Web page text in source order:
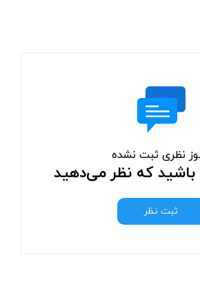
نظری ثبت نشده
باشید که نظر می‌دهید
ثبت نظر